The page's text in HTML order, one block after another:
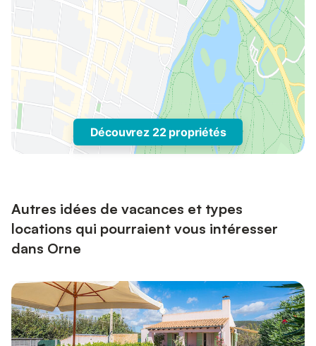
Découvrez 22 propriétés
Autres idées de vacances et types
locations qui pourraient vous intéresser
dans Orne